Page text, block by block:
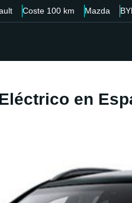
Coste 100 km Mazda
en